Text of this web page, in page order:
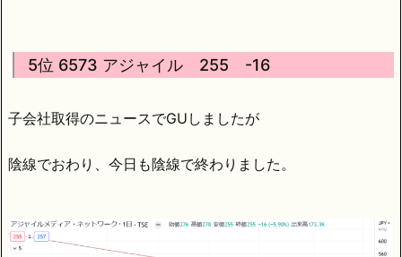
5位 6573 アジャイル 255 -16
子会社取得のニュースでGUしましたが
陰線でおわり、今日も陰線で終わりました。